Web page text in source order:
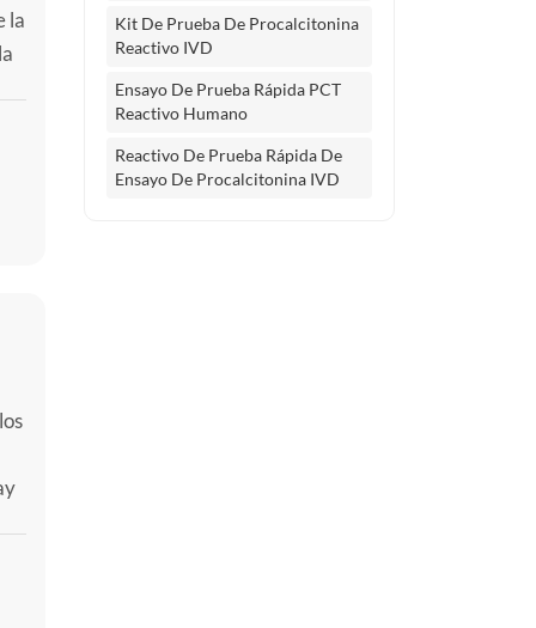
Kit De Prueba De Procalcitonina
Reactivo IVD
Ensayo De Prueba Rápida PCT
Reactivo Humano
Reactivo De Prueba Rápida De
Ensayo De Procalcitonina IVD
la